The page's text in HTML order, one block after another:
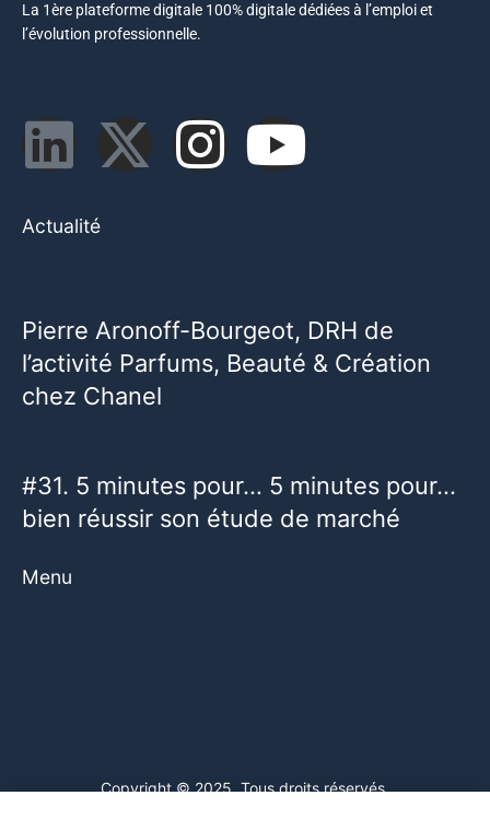
La 1ère plateforme digitale 100% digitale dédiées à l’emploi et
l’évolution professionnelle.
Actualité
Pierre Aronoff-Bourgeot, DRH de
l’activité Parfums, Beauté & Création
chez Chanel
#31. 5 minutes pour… 5 minutes pour…
bien réussir son étude de marché
Menu
Copyright © 2025. Tous droits réservés.